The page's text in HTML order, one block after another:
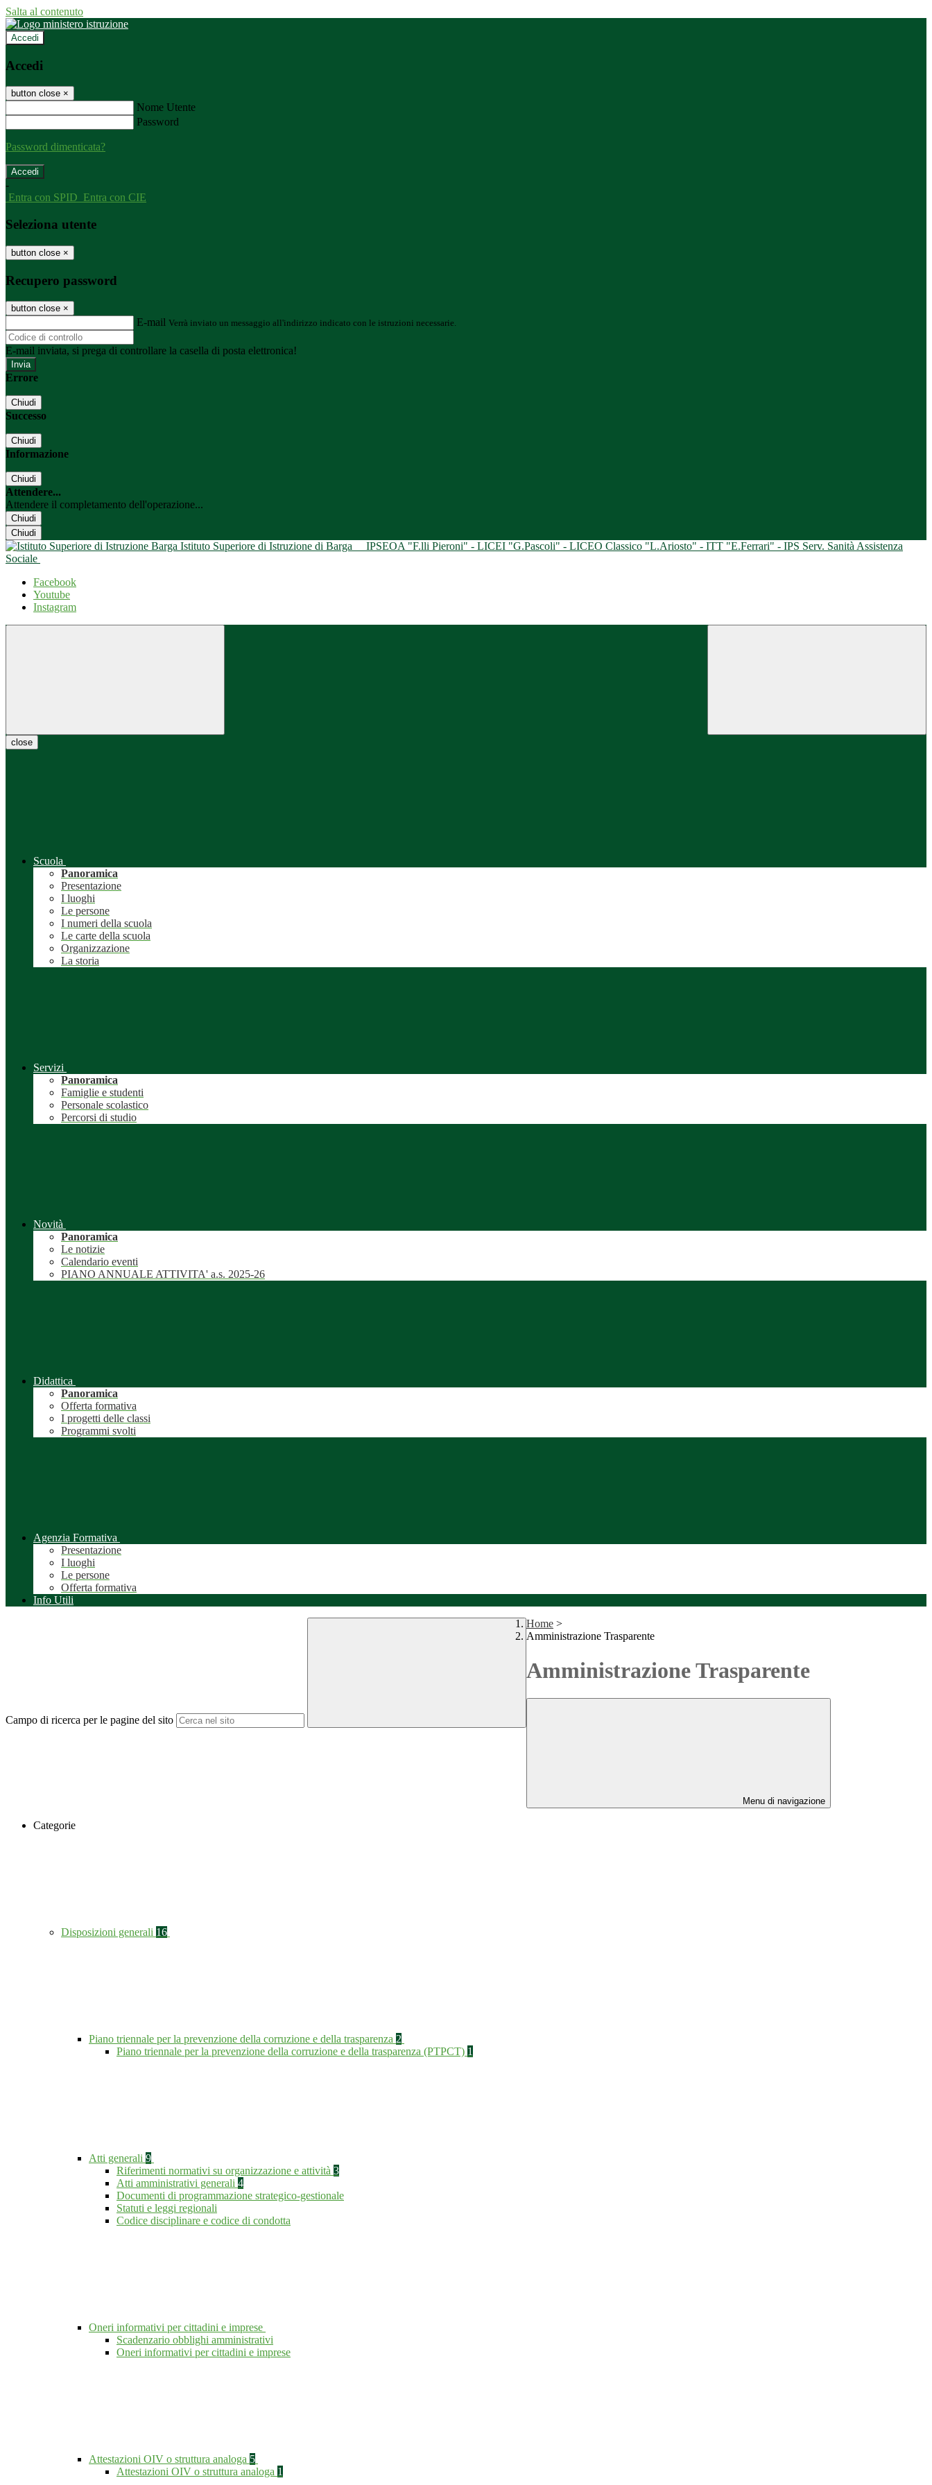
Salta al contenuto
Accedi
Accedi
button close ×
Nome Utente
Password
Password dimenticata?
-
Entra con SPID Entra con CIE
Seleziona utente
button close ×
Recupero password
button close ×
E-mail Verrà inviato un messaggio all'indirizzo indicato con le istruzioni necessarie.
E-mail inviata, si prega di controllare la casella di posta elettronica!
Errore
Chiudi
Successo
Chiudi
Informazione
Chiudi
Attendere...
Attendere il completamento dell'operazione...
Chiudi
Chiudi
Istituto Superiore di Istruzione di Barga
IPSEOA "F.lli Pieroni" - LICEI "G.Pascoli" - LICEO Classico "L.Ariosto" - ITT "E.Ferrari" - IPS Serv. Sanità Assistenza
Sociale
Facebook
Youtube
Instagram
close
Scuola
Panoramica
Presentazione
I luoghi
Le persone
I numeri della scuola
Le carte della scuola
Organizzazione
La storia
Servizi
Panoramica
Famiglie e studenti
Personale scolastico
Percorsi di studio
Novità
Panoramica
Le notizie
Calendario eventi
PIANO ANNUALE ATTIVITA' a.s. 2025-26
Didattica
Panoramica
Offerta formativa
I progetti delle classi
Programmi svolti
Agenzia Formativa
Presentazione
I luoghi
Le persone
Offerta formativa
Info Utili
Campo di ricerca per le pagine del sito
Home >
Amministrazione Trasparente
Amministrazione Trasparente
Menu di navigazione
Categorie
Disposizioni generali 16
Piano triennale per la prevenzione della corruzione e della trasparenza 2
Piano triennale per la prevenzione della corruzione e della trasparenza (PTPCT) 1
Atti generali 9
Riferimenti normativi su organizzazione e attività 3
Atti amministrativi generali 4
Documenti di programmazione strategico-gestionale
Statuti e leggi regionali
Codice disciplinare e codice di condotta
Oneri informativi per cittadini e imprese
Scadenzario obblighi amministrativi
Oneri informativi per cittadini e imprese
Attestazioni OIV o struttura analoga 5
Attestazioni OIV o struttura analoga 1